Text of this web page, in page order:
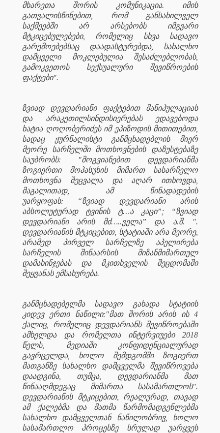
მხარეთა შორის კომუნიკაცია. იმის
გათვალისწინებით, რომ განსახილველ
საქმეებში არ არსებობს იმგვარი
მტკიცებულებები, რომელიც სხვა სადავო
გარემოებებსაც დაადასტურებდა, სახალხო
დამცველი მოკლებულია შესაძლებლობას,
გამოკვეთოს სექსუალური შევიწროების
ფაქტები".
ზვიად დევდარიანი ფაქტებით მანიპულაციას
და არაკეთილსინდისიერებას ედავებოდა
ხატია ღოღობერიძეს იმ ეპიზოდის მითითებით,
სადაც ჟურნალისტი განმცხადებლის მიერ
მეორე სარჩელში მოთხოვნების დაზუსტებაზე
საუბრობს: "მოგვიანებით დევდარიანმა
ზოგიერთი მოპასუხის მიმართ სასარჩელო
მოთხოვნა შეცვალა და აღარ ითხოვდა,
მაგალითად, ამ წინადადების
უარყოფას: “ზვიად დევდარიანი არის
აბსოლუტურად ტვინის ტ…ა კაცი”; “ზვიად
დევდარიანი არის მძ…..ველა” და ა.შ. ".
დევდარიანის მტკიცებით, სტატიაში არა მეორე,
არამედ პირველ სარჩელზე აპელირება
სარჩელის შინაარსის მიზანმიმართულ
დამახინჯებას და მკითხველის შეცდომაში
შეყვანას ემსახურება.
განმცხადებელმა სადავო გახადა სტატიის
კიდევ ერთი ნაწილი:"მათ შორის არის ის 4
ქალიც, რომელიც დევდარიანს შევიწროებაში
ამხელდა და რომელთა ინტერვიუები 2018
წელს, მედიაში კონფიდენციალურად
გავრცელდა, ხოლო შემდგომში ზოგიერთ
მათგანზე სახალხო დამცველმა შევიწროვება
დაადგინა, თუმცა, დევდარიანმა მათ
წინააღმდეგაც მიმართა სასამართლოს".
დევდარიანის მტკიცებით, რეალურად, თავად
ამ ქალებმა და მათმა წარმომადგენლებმა
სახალხო დამცველთან ნაწილობრივ, ხოლო
სასამართლო პროცესზე სრულად უარყვეს